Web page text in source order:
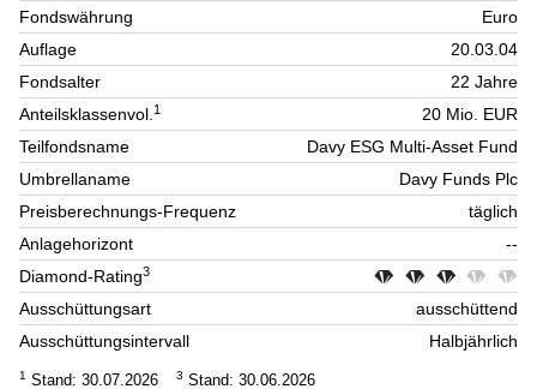
Fondswährung
Euro
Auflage
20.03.04
Fondsalter
22 Jahre
Anteilsklassenvol.1
20 Mio. EUR
Teilfondsname
Davy ESG Multi-Asset Fund
Umbrellaname
Davy Funds Plc
Preisberechnungs-Frequenz
täglich
Anlagehorizont
--
Diamond-Rating3
Ausschüttungsart
ausschüttend
Ausschüttungsintervall
Halbjährlich
1 Stand: 30.07.2026 3 Stand: 30.06.2026